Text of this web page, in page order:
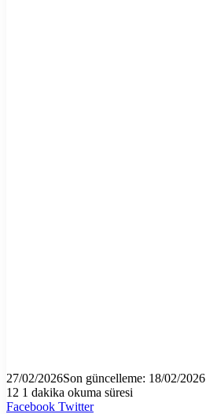
27/02/2026Son güncelleme: 18/02/2026
12 1 dakika okuma süresi
Facebook TwitterLinkedIn
Tumblr
Pinterest
Reddit
VKontakte
E-
Yazdır